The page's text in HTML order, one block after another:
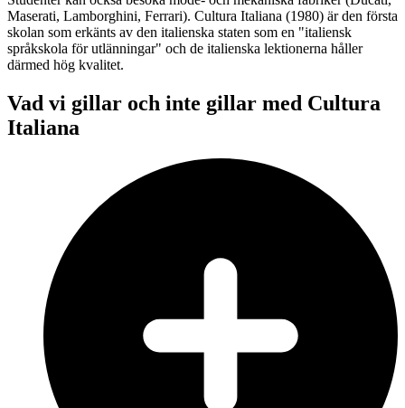
Maserati, Lamborghini, Ferrari). Cultura Italiana (1980) är den första
skolan som erkänts av den italienska staten som en "italiensk
språkskola för utlänningar" och de italienska lektionerna håller
därmed hög kvalitet.
Vad vi gillar och inte gillar med Cultura
Italiana